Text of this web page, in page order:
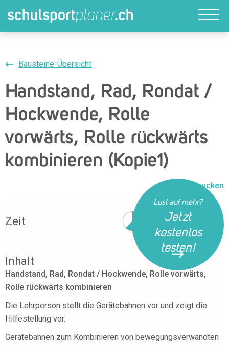
Lust auf mehr?
Jetzt
kostenlos
testen!
Bausteine-Übersicht
Handstand, Rad, Rondat /
Hockwende, Rolle
vorwärts, Rolle rückwärts
kombinieren (Kopie1)
Drucken
Zeit 38 Min
Inhalt
Handstand, Rad, Rondat / Hockwende, Rolle vorwärts,
Rolle rückwärts kombinieren
Die Lehrperson stellt die Gerätebahnen vor und zeigt die
Hilfestellung vor.
Gerätebahnen zum Kombinieren von bewegungsverwandten